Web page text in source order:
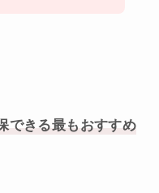
できる最もおすすめ